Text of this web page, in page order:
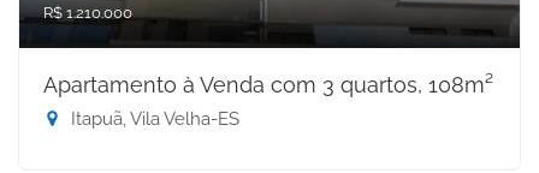
R$ 1.210.000
Apartamento à Venda com 3 quartos, 108m²
Itapuã, Vila Velha-ES